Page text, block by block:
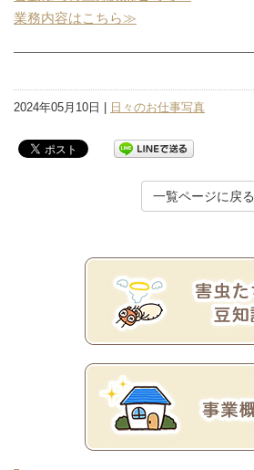
業務内容はこちら≫
2024年05月10日 | 日々のお仕事写真
一覧ページに戻る